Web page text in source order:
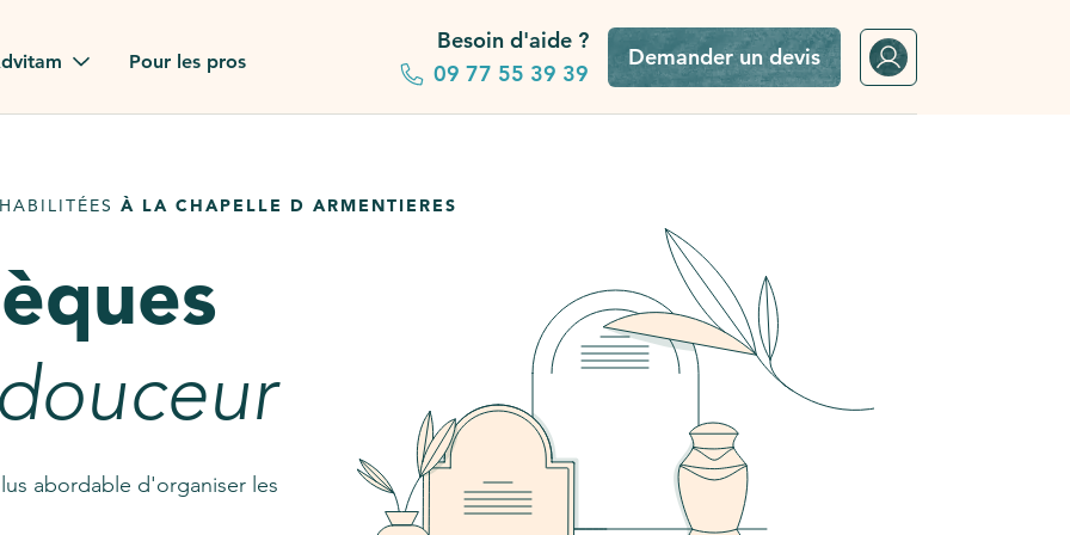
la presse
notre FAQ
Pour les pros
Besoin d'aide ?
09 77 55 39 39
Demander un devis
À LA CHAPELLE D ARMENTIERES
abordable d'organiser les